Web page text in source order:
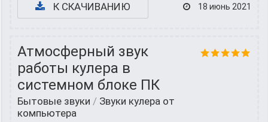
К СКАЧИВАНИЮ 18 июнь 2021
Атмосферный звук
работы кулера в
системном блоке ПК
Бытовые звуки / Звуки кулера от
компьютера